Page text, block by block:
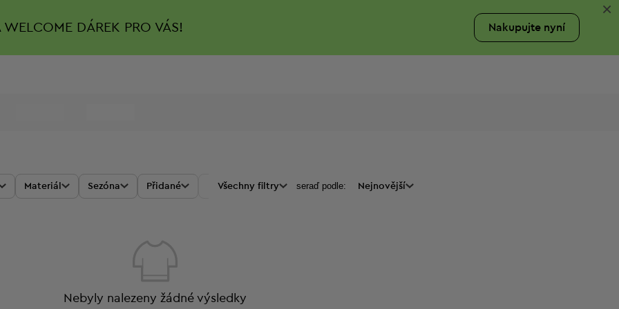
WELCOME DÁREK PRO VÁS! Nakupujte nyní
×
Materiál Sezóna Přidané Akce Cena
Všechny filtry seraď podle: Nejnovější
Nebyly nalezeny žádné výsledky